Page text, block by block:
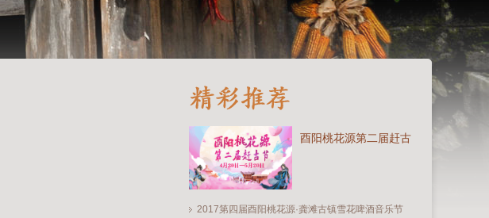
酉阳桃花源第二届赶古节
2017第四届酉阳桃花源·龚滩古镇雪花啤酒音乐节